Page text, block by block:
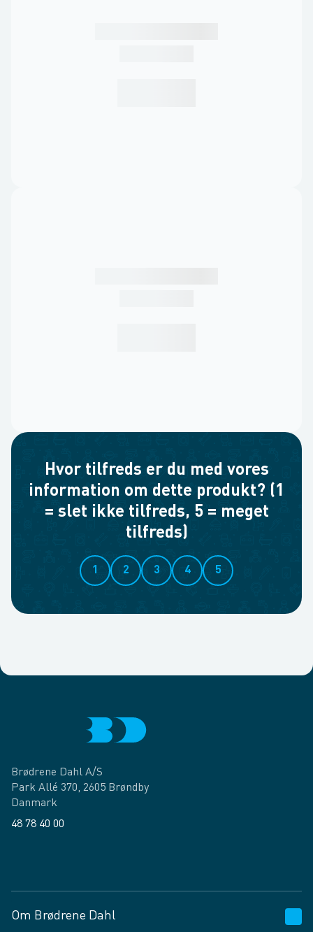
Hvor tilfreds er du med vores
information om dette produkt? (1
= slet ikke tilfreds, 5 = meget
tilfreds)
1 2 3 4 5
Brødrene Dahl A/S
Park Allé 370, 2605 Brøndby
Danmark
48 78 40 00
Om Brødrene Dahl